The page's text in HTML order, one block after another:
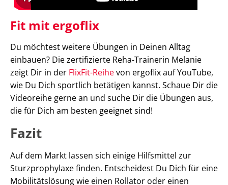
Fit mit ergoflix
Du möchtest weitere Übungen in Deinen Alltag
einbauen? Die zertifizierte Reha-Trainerin Melanie
zeigt Dir in der FlixFit-Reihevon ergoflix auf YouTube,
wie Du Dich sportlich betätigen kannst. Schaue Dir die
Videoreihe gerne an und suche Dir die Übungen aus,
die für Dich am besten geeignet sind!
Fazit
Auf dem Markt lassen sich einige Hilfsmittel zur
Sturzprophylaxe finden. Entscheidest Du Dich für eine
Mobilitätslösung wie einen Rollator oder einen